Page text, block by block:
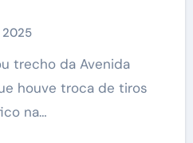
2025
houve troca de tiros
na…